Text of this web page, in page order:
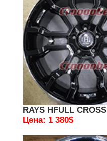
RAYS HFULL CROSS
Цена: 1 380$